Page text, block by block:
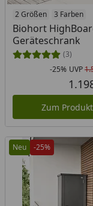
2 Größen 3 Farben
Biohort
Geräteschrank
(3)
-25% UVP
Zum Produkt
Neu -25%